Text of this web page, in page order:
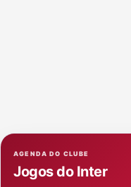
AGENDA DO CLUBE
Jogos do Inter